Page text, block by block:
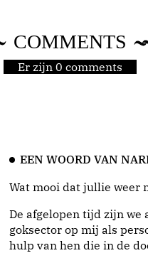
COMMENTS
Er zijn 0 comments
EEN WOORD VAN
Wat mooi dat jullie weer
De afgelopen tijd zijn we
goksector op mij als
hulp van hen die in de